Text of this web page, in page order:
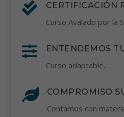
 CERTIFICACIÓN
Curso Avalado por la
 ENTENDEMOS
Curso adaptable.
 COMPROMISO
Contamos con